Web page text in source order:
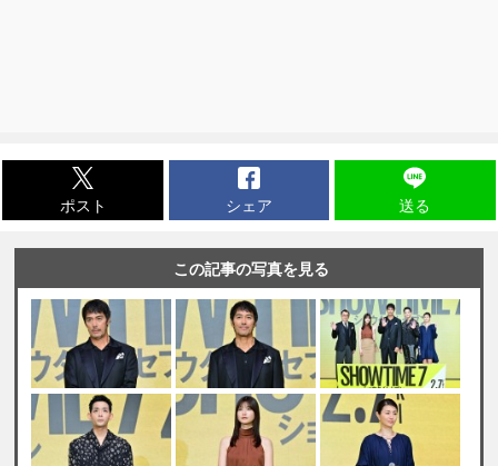
ポスト シェア 送る
この記事の写真を見る